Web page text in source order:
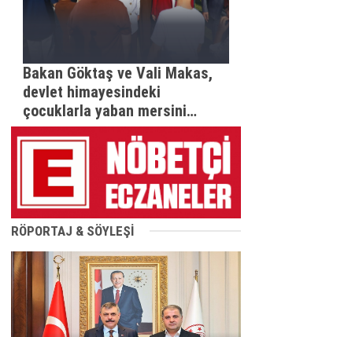
Bakan Göktaş ve Vali Makas,
devlet himayesindeki
çocuklarla yaban mersini
topladı
RÖPORTAJ & SÖYLEŞİ